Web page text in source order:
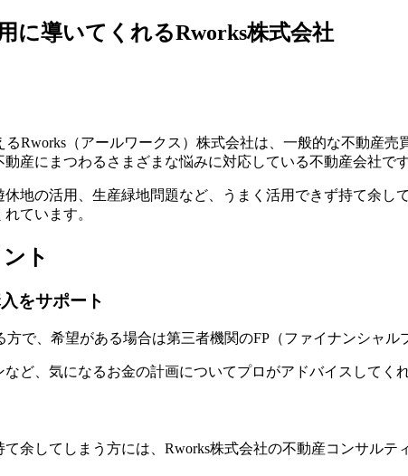
に導いてくれるRworks株式会社
Rworks（アールワークス）株式会社は、一般的な不動産
産にまつわるさまざまな悩みに対応している不動産会社です
地の活用、生産緑地問題など、うまく活用できず持て余
ています。
ト
をサポート
で、希望がある場合は第三者機関のFP（ファイナンシャ
ど、気になるお金の計画についてプロがアドバイスしてく
余してしまう方には、Rworks株式会社の不動産コンサル